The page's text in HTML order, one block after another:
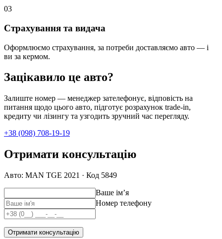
03
Страхування та видача
Оформлюємо страхування, за потреби доставляємо авто — і
ви за кермом.
Зацікавило це авто?
Залиште номер — менеджер зателефонує, відповість на
питання щодо цього авто, підготує розрахунок trade-in,
кредиту чи лізингу та узгодить зручний час перегляду.
+38 (098) 708-19-19
Отримати консультацію
Авто: MAN TGE 2021 · Код 5849
Ваше імʼя
Номер телефону
Отримати консультацію